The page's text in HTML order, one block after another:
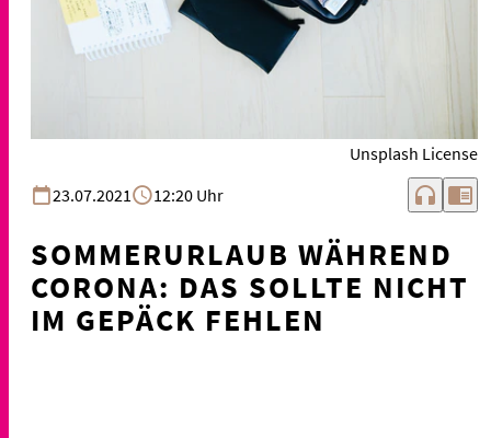
Unsplash License
23.07.2021
12:20 Uhr headphones chrome_reader_mode
SOMMERURLAUB WÄHREND
CORONA: DAS SOLLTE NICHT
IM GEPÄCK FEHLEN